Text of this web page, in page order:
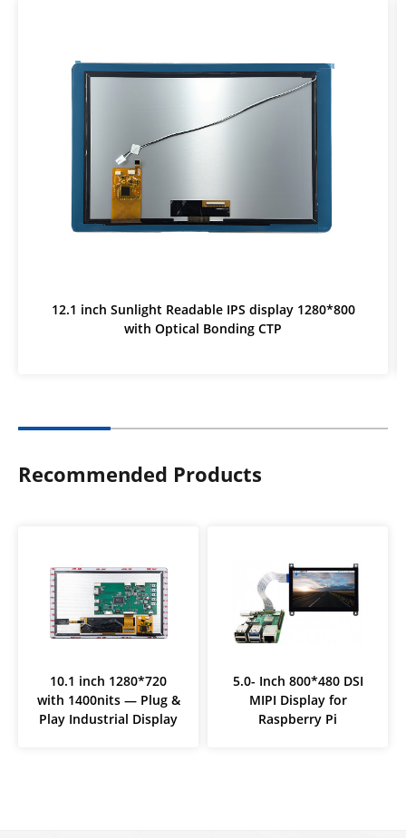
12.1 inch Sunlight Readable IPS display 1280*800
with Optical Bonding CTP
Recommended Products
10.1 inch 1280*720
with 1400nits — Plug &
Play Industrial Display
5.0- Inch 800*480 DSI
MIPI Display for
Raspberry Pi